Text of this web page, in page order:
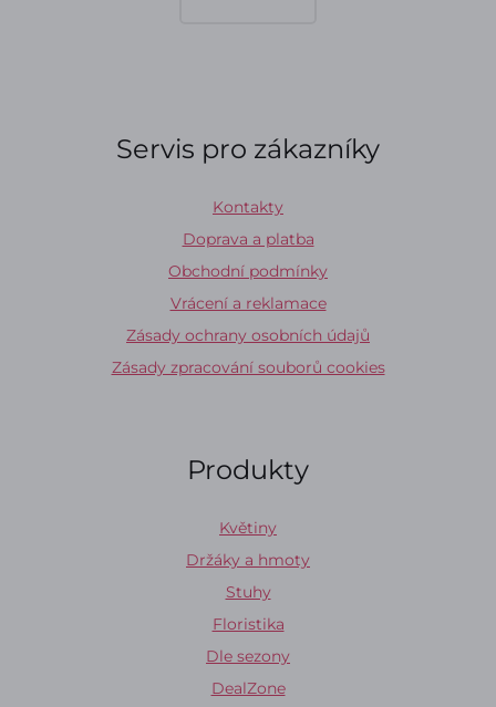
Servis pro zákazníky
Kontakty
Doprava a platba
Obchodní podmínky
Vrácení a reklamace
Zásady ochrany osobních údajů
Zásady zpracování souborů cookies
Produkty
Květiny
Držáky a hmoty
Stuhy
Floristika
Dle sezony
DealZone